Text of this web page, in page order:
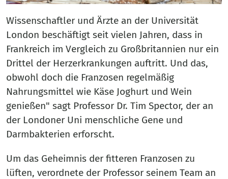
Wissenschaftler und Ärzte an der Universität
London beschäftigt seit vielen Jahren, dass in
Frankreich im Vergleich zu Großbritannien nur ein
Drittel der Herzerkrankungen auftritt. Und das,
obwohl doch die Franzosen regelmäßig
Nahrungsmittel wie Käse Joghurt und Wein
genießen" sagt Professor Dr. Tim Spector, der an
der Londoner Uni menschliche Gene und
Darmbakterien erforscht.
Um das Geheimnis der fitteren Franzosen zu
lüften, verordnete der Professor seinem Team an